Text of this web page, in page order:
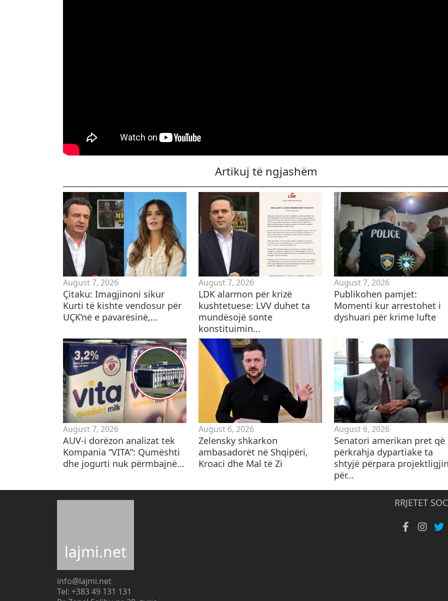
Artikuj të ngjashëm
August 7, 2026
Çitaku: Imagjinoni sikur
Kurti të kishte vendosur për
UÇK’në e pavarësinë,...
August 7, 2026
LDK alarmon për krizë
kushtetuese: LVV duhet ta
mundësojë sonte
konstituimin...
August 7, 2026
Publikohen pamjet:
Momenti kur arrestohet i
dyshuari për krime lufte
August 7, 2026
AUV-i dorëzon analizat tek
Kompania “VITA”: Qumështi
dhe jogurti nuk përmbajnë...
August 6, 2026
Zelensky shkarkon
ambasadorët në Shqipëri,
Kroaci dhe Mal të Zi
August 6, 2026
Senatori amerikan pret që
përkrahja dypartiake ta
shtyjë përpara projektligjin
për...
lajmi.net
info@lajmi.net
Tel: +383 49 131 131
RRJETET